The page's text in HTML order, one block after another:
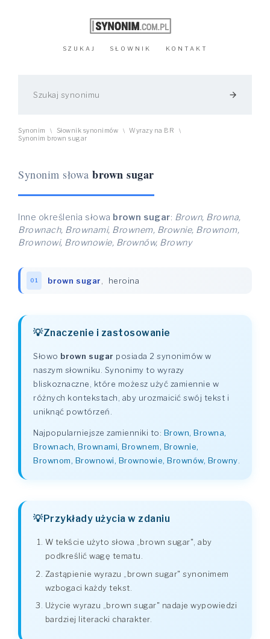
SZUKAJ SŁOWNIK KONTAKT
arrow_forward
Synonim \ Słownik synonimów \ Wyrazy na BR \
Synonim brown sugar
Synonim słowa brown sugar
Inne określenia słowa brown sugar: Brown, Browna,
Brownach, Brownami, Brownem, Brownie, Brownom,
Brownowi, Brownowie, Brownów, Browny
01 brown sugar heroina
Znaczenie i zastosowanie
Słowo brown sugar posiada 2 synonimów w
naszym słowniku. Synonimy to wyrazy
bliskoznaczne, które możesz użyć zamiennie w
różnych kontekstach, aby urozmaicić swój tekst i
uniknąć powtórzeń.
Najpopularniejsze zamienniki to: Brown, Browna,
Brownach, Brownami, Brownem, Brownie,
Brownom, Brownowi, Brownowie, Brownów, Browny
Przykłady użycia w zdaniu
W tekście użyto słowa „brown sugar", aby
podkreślić wagę tematu.
Zastąpienie wyrazu „brown sugar" synonimem
wzbogaci każdy tekst.
Użycie wyrazu „brown sugar" nadaje wypowiedzi
bardziej literacki charakter.